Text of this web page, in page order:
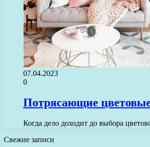
07.04.2023
0
Потрясающие
Когда дело доходит до выбора
Свежие записи